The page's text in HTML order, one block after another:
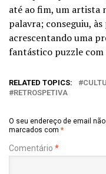
até ao fim, um artista
palavra; conseguiu,
acrescentando uma
fantástico puzzle com
RELATED TOPICS:
RETROSPETIVA
O seu endereço de email
marcados com *
Comentário *